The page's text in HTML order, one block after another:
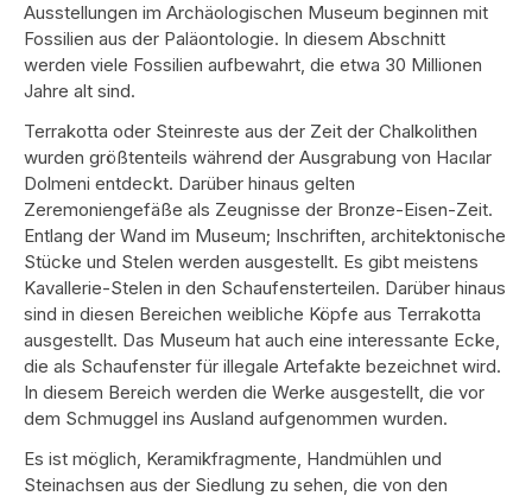
Ausstellungen im Archäologischen Museum beginnen mit
Fossilien aus der Paläontologie. In diesem Abschnitt
werden viele Fossilien aufbewahrt, die etwa 30 Millionen
Jahre alt sind.
Terrakotta oder Steinreste aus der Zeit der Chalkolithen
wurden größtenteils während der Ausgrabung von Hacılar
Dolmeni entdeckt. Darüber hinaus gelten
Zeremoniengefäße als Zeugnisse der Bronze-Eisen-Zeit.
Entlang der Wand im Museum; Inschriften, architektonische
Stücke und Stelen werden ausgestellt. Es gibt meistens
Kavallerie-Stelen in den Schaufensterteilen. Darüber hinaus
sind in diesen Bereichen weibliche Köpfe aus Terrakotta
ausgestellt. Das Museum hat auch eine interessante Ecke,
die als Schaufenster für illegale Artefakte bezeichnet wird.
In diesem Bereich werden die Werke ausgestellt, die vor
dem Schmuggel ins Ausland aufgenommen wurden.
Es ist möglich, Keramikfragmente, Handmühlen und
Steinachsen aus der Siedlung zu sehen, die von den